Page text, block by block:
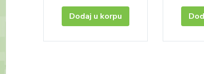
Dodaj u korpu